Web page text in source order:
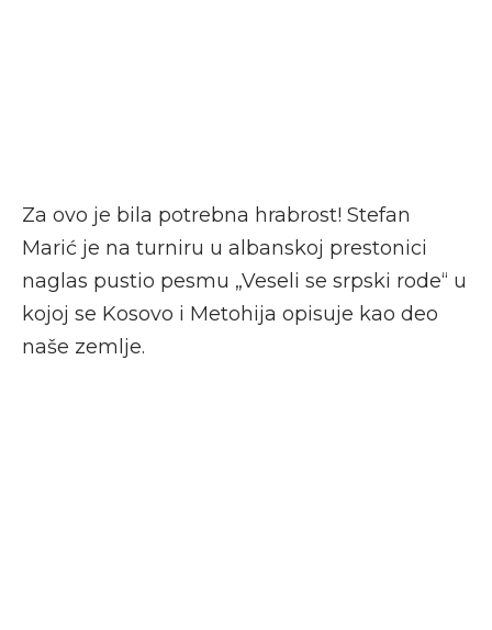
Za ovo je bila potrebna hrabrost! Stefan
Marić je na turniru u albanskoj prestonici
naglas pustio pesmu „Veseli se srpski rode“ u
kojoj se Kosovo i Metohija opisuje kao deo
naše zemlje.